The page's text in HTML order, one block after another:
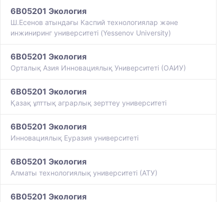
6B05201 Экология
Ш.Есенов атындағы Каспий технологиялар және
инжиниринг университеті (Yessenov University)
6B05201 Экология
Орталық Азия Инновациялық Университеті (ОАИУ)
6B05201 Экология
Қазақ ұлттық аграрлық зерттеу университеті
6B05201 Экология
Инновациялық Еуразия университеті
6B05201 Экология
Алматы технологиялық университеті (АТУ)
6B05201 Экология